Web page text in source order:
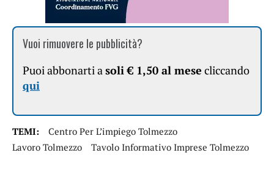
Vuoi rimuovere le pubblicità?
Puoi abbonarti asoli € 1,50 al mese cliccando
qui
TEMI:
Centro Per L’impiego Tolmezzo
Lavoro Tolmezzo
Tavolo Informativo Imprese Tolmezzo